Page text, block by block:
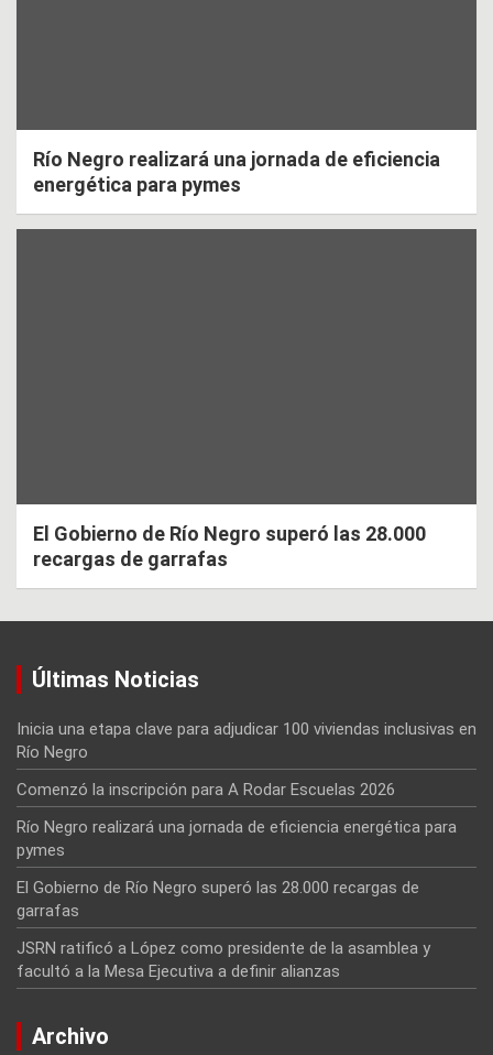
Río Negro realizará una jornada de eficiencia
energética para pymes
El Gobierno de Río Negro superó las 28.000
recargas de garrafas
Últimas Noticias
Inicia una etapa clave para adjudicar 100 viviendas inclusivas en
Río Negro
Comenzó la inscripción para A Rodar Escuelas 2026
Río Negro realizará una jornada de eficiencia energética para
pymes
El Gobierno de Río Negro superó las 28.000 recargas de
garrafas
JSRN ratificó a López como presidente de la asamblea y
facultó a la Mesa Ejecutiva a definir alianzas
Archivo